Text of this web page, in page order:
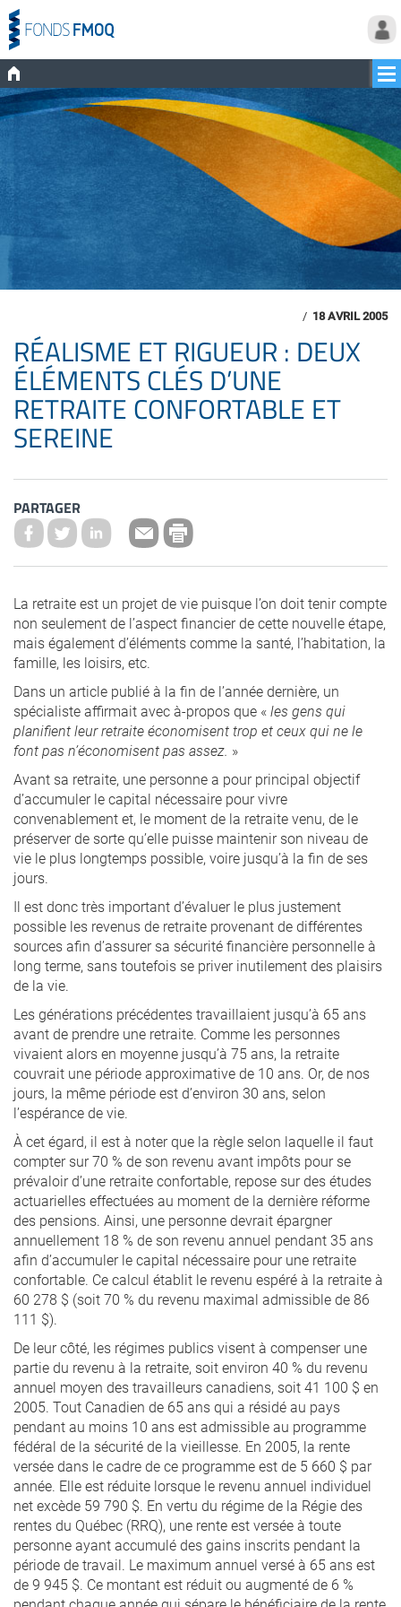
/ 18 AVRIL 2005
RÉALISME ET RIGUEUR : DEUX
ÉLÉMENTS CLÉS D’UNE
RETRAITE CONFORTABLE ET
SEREINE
PARTAGER
La retraite est un projet de vie puisque l’on doit tenir compte
non seulement de l’aspect financier de cette nouvelle étape,
mais également d’éléments comme la santé, l’habitation, la
famille, les loisirs, etc.
Dans un article publié à la fin de l’année dernière, un
spécialiste affirmait avec à-propos que «les gens qui
planifient leur retraite économisent trop et ceux qui ne le
font pas n’économisent pas assez. »
Avant sa retraite, une personne a pour principal objectif
d’accumuler le capital nécessaire pour vivre
convenablement et, le moment de la retraite venu, de le
préserver de sorte qu’elle puisse maintenir son niveau de
vie le plus longtemps possible, voire jusqu’à la fin de ses
jours.
Il est donc très important d’évaluer le plus justement
possible les revenus de retraite provenant de différentes
sources afin d’assurer sa sécurité financière personnelle à
long terme, sans toutefois se priver inutilement des plaisirs
de la vie.
Les générations précédentes travaillaient jusqu’à 65 ans
avant de prendre une retraite. Comme les personnes
vivaient alors en moyenne jusqu’à 75 ans, la retraite
couvrait une période approximative de 10 ans. Or, de nos
jours, la même période est d’environ 30 ans, selon
l’espérance de vie.
À cet égard, il est à noter que la règle selon laquelle il faut
compter sur 70 % de son revenu avant impôts pour se
prévaloir d’une retraite confortable, repose sur des études
actuarielles effectuées au moment de la dernière réforme
des pensions. Ainsi, une personne devrait épargner
annuellement 18 % de son revenu annuel pendant 35 ans
afin d’accumuler le capital nécessaire pour une retraite
confortable. Ce calcul établit le revenu espéré à la retraite à
60 278 $ (soit 70 % du revenu maximal admissible de 86
111 $).
De leur côté, les régimes publics visent à compenser une
partie du revenu à la retraite, soit environ 40 % du revenu
annuel moyen des travailleurs canadiens, soit 41 100 $ en
2005. Tout Canadien de 65 ans qui a résidé au pays
pendant au moins 10 ans est admissible au programme
fédéral de la sécurité de la vieillesse. En 2005, la rente
versée dans le cadre de ce programme est de 5 660 $ par
année. Elle est réduite lorsque le revenu annuel individuel
net excède 59 790 $. En vertu du régime de la Régie des
rentes du Québec (RRQ), une rente est versée à toute
personne ayant accumulé des gains inscrits pendant la
période de travail. Le maximum annuel versé à 65 ans est
de 9 945 $. Ce montant est réduit ou augmenté de 6 %